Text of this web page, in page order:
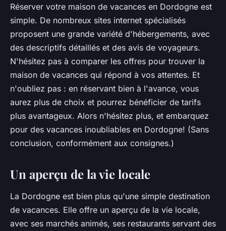
Réserver votre maison de vacances en Dordogne est
simple. De nombreux sites internet spécialisés
proposent une grande variété d'hébergements, avec
des descriptifs détaillés et des avis de voyageurs.
N'hésitez pas à comparer les offres pour trouver la
maison de vacances qui répond à vos attentes. Et
n'oubliez pas : en réservant bien à l'avance, vous
aurez plus de choix et pourrez bénéficier de tarifs
plus avantageux. Alors n'hésitez plus, et embarquez
pour des vacances inoubliables en Dordogne! (Sans
conclusion, conformément aux consignes.)
Un aperçu de la vie locale
La Dordogne est bien plus qu'une simple destination
de vacances. Elle offre un aperçu de la vie locale,
avec ses marchés animés, ses restaurants servant des